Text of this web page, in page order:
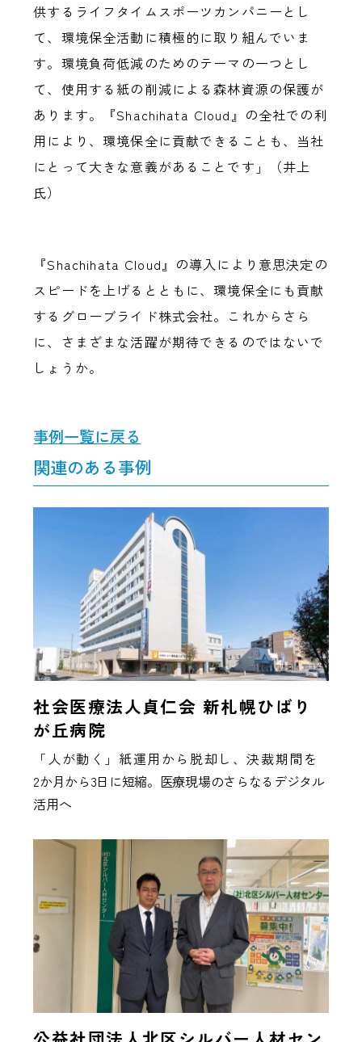
供するライフタイムスポーツカンパニーとし
て、環境保全活動に積極的に取り組んでいま
す。環境負荷低減のためのテーマの一つとし
て、使用する紙の削減による森林資源の保護が
あります。『Shachihata Cloud』の全社での利
用により、環境保全に貢献できることも、当社
にとって大きな意義があることです」（井上
氏）
『Shachihata Cloud』の導入により意思決定の
スピードを上げるとともに、環境保全にも貢献
するグローブライド株式会社。これからさら
に、さまざまな活躍が期待できるのではないで
しょうか。
事例一覧に戻る
関連のある事例
社会医療法人貞仁会 新札幌ひばり
が丘病院
「人が動く」紙運用から脱却し、決裁期間を
2か月から3日に短縮。医療現場のさらなるデジタル
活用へ